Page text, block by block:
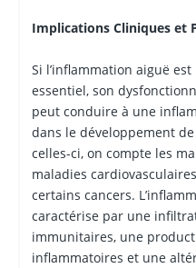
Implications Cliniques et
Si l’inflammation aiguë
essentiel, son
peut conduire à une
dans le développement
celles-ci, on compte les
maladies
certains cancers.
caractérise par une
immunitaires, une
inflammatoires et une